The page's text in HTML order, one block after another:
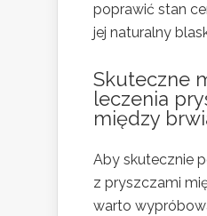
poprawić stan
jej naturalny
Skuteczne
leczenia
między
Aby skutecznie
z pryszczami
warto